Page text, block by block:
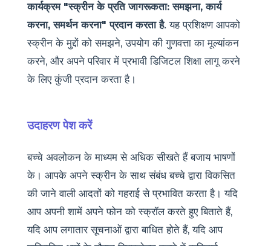
कार्यक्रम "स्क्रीन के प्रति जागरूकता: समझना, कार्य
करना, समर्थन करना" प्रदान करता है. यह प्रशिक्षण आपको
स्क्रीन के मुद्दों को समझने, उपयोग की गुणवत्ता का मूल्यांकन
करने, और अपने परिवार में प्रभावी डिजिटल शिक्षा लागू करने
के लिए कुंजी प्रदान करता है।
उदाहरण पेश करें
बच्चे अवलोकन के माध्यम से अधिक सीखते हैं बजाय भाषणों
के। आपके अपने स्क्रीन के साथ संबंध बच्चे द्वारा विकसित
की जाने वाली आदतों को गहराई से प्रभावित करता है। यदि
आप अपनी शामें अपने फोन को स्क्रॉल करते हुए बिताते हैं,
यदि आप लगातार सूचनाओं द्वारा बाधित होते हैं, यदि आप